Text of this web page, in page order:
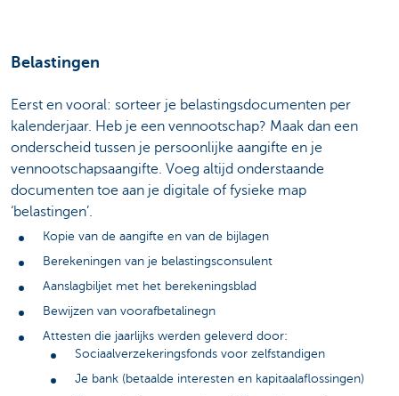
Belastingen
Eerst en vooral: sorteer je belastingsdocumenten per
kalenderjaar. Heb je een vennootschap? Maak dan een
onderscheid tussen je persoonlijke aangifte en je
vennootschapsaangifte. Voeg altijd onderstaande
documenten toe aan je digitale of fysieke map
‘belastingen’.
Kopie van de aangifte en van de bijlagen
Berekeningen van je belastingsconsulent
Aanslagbiljet met het berekeningsblad
Bewijzen van voorafbetalinegn
Attesten die jaarlijks werden geleverd door:
Sociaalverzekeringsfonds voor zelfstandigen
Je bank (betaalde interesten en kapitaalaflossingen)